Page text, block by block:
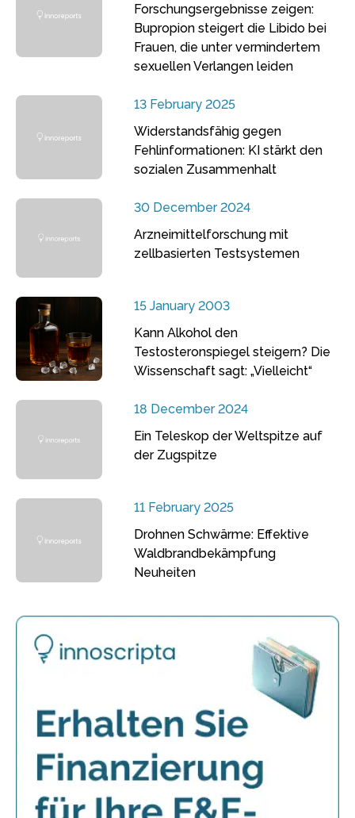
Forschungsergebnisse zeigen:
Bupropion steigert die Libido bei
Frauen, die unter vermindertem
sexuellen Verlangen leiden
13 February 2025
Widerstandsfähig gegen
Fehlinformationen: KI stärkt den
sozialen Zusammenhalt
30 December 2024
Arzneimittelforschung mit
zellbasierten Testsystemen
15 January 2003
Kann Alkohol den
Testosteronspiegel steigern? Die
Wissenschaft sagt: „Vielleicht“
18 December 2024
Ein Teleskop der Weltspitze auf
der Zugspitze
11 February 2025
Drohnen Schwärme: Effektive
Waldbrandbekämpfung
Neuheiten